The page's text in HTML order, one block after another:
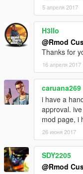
5 апреля 2017
H3llo
@Rmod
Thanks for
16 апреля 2017
caruana269
i have a
approval.
mod page, i
26 июня 2017
SDY2205
@Rmod